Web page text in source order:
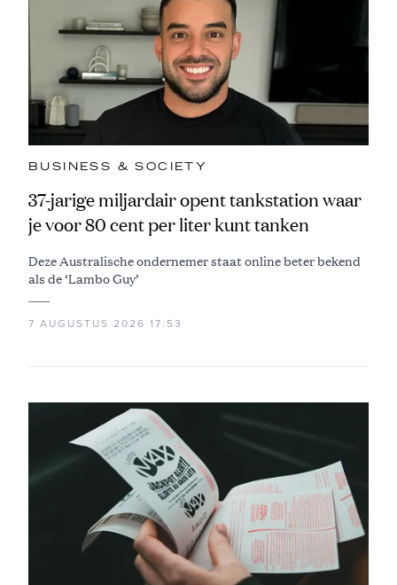
BUSINESS & SOCIETY
37-jarige miljardair opent tankstation waar
je voor 80 cent per liter kunt tanken
Deze Australische ondernemer staat online beter bekend
als de ‘Lambo Guy’
7 AUGUSTUS 2026 17:53